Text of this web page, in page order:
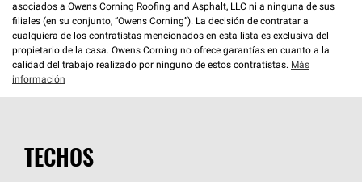
asociados a Owens Corning Roofing and Asphalt, LLC ni a ninguna de sus
filiales (en su conjunto, “Owens Corning”). La decisión de contratar a
cualquiera de los contratistas mencionados en esta lista es exclusiva del
propietario de la casa. Owens Corning no ofrece garantías en cuanto a la
calidad del trabajo realizado por ninguno de estos contratistas. Más
información
TECHOS